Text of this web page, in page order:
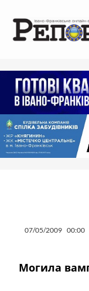
вмісту
07/05/2009 00:00
Могила